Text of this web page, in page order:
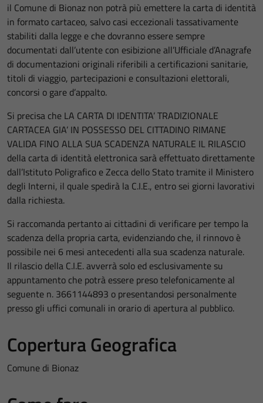
il Comune di Bionaz non potrà più emettere la carta di identità
in formato cartaceo, salvo casi eccezionali tassativamente
stabiliti dalla legge e che dovranno essere sempre
documentati dall’utente con esibizione all’Ufficiale d’Anagrafe
di documentazioni originali riferibili a certificazioni sanitarie,
titoli di viaggio, partecipazioni e consultazioni elettorali,
concorsi o gare d’appalto.
Si precisa che LA CARTA DI IDENTITA’ TRADIZIONALE
CARTACEA GIA’ IN POSSESSO DEL CITTADINO RIMANE
VALIDA FINO ALLA SUA SCADENZA NATURALE IL RILASCIO
della carta di identità elettronica sarà effettuato direttamente
dall’Istituto Poligrafico e Zecca dello Stato tramite il Ministero
degli Interni, il quale spedirà la C.I.E., entro sei giorni lavorativi
dalla richiesta.
Si raccomanda pertanto ai cittadini di verificare per tempo la
scadenza della propria carta, evidenziando che, il rinnovo è
possibile nei 6 mesi antecedenti alla sua scadenza naturale.
Il rilascio della C.I.E. avverrà solo ed esclusivamente su
appuntamento che potrà essere preso telefonicamente al
seguente n. 3661144893 o presentandosi personalmente
presso gli uffici comunali in orario di apertura al pubblico.
Copertura Geografica
Comune di Bionaz